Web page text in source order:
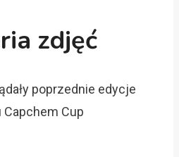
zdjęć
poprzednie edycje
Cup